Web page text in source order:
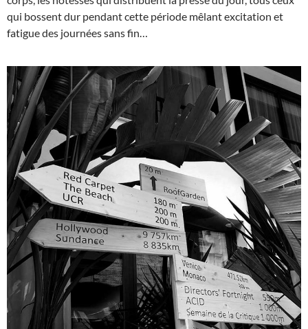
qui bossent dur pendant cette période mêlant excitation et
fatigue des journées sans fin…